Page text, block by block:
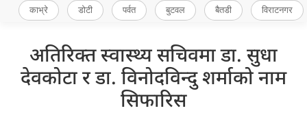
काभ्रे डोटी पर्वत बुटवल बैतडी विराटनगर
अतिरिक्त स्वास्थ्य सचिवमा डा. सुधा
देवकोटा र डा. विनोदविन्दु शर्माको नाम
सिफारिस